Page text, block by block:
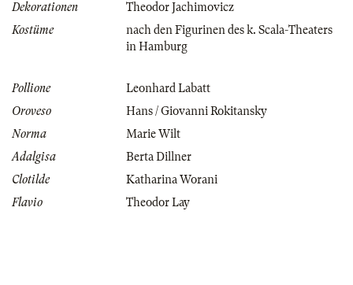
Dekorationen
Theodor Jachimovicz
Kostüme
nach den Figurinen des k. Scala-Theaters
in Hamburg
Pollione
Leonhard Labatt
Oroveso
Hans / Giovanni Rokitansky
Norma
Marie Wilt
Adalgisa
Berta Dillner
Clotilde
Katharina Worani
Flavio
Theodor Lay